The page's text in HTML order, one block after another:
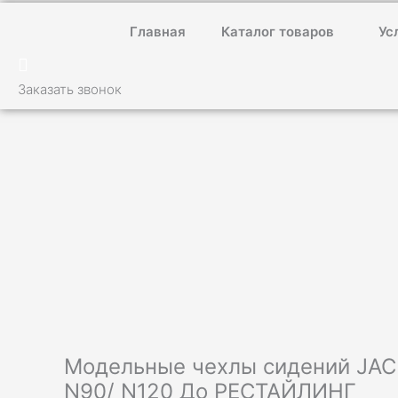
Главная Каталог товаров
Заказать звонок
Модельные чехлы сидений JAC
N90/ N120 До РЕСТАЙЛИНГ